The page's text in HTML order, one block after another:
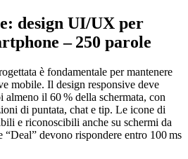
design UI/UX per
– 250 parole
è fondamentale per mantenere
mobile. Il design responsive deve
almeno il 60 % della schermata, con
di puntata, chat e tip. Le icone di
e riconoscibili anche su schermi da
devono rispondere entro 100 ms